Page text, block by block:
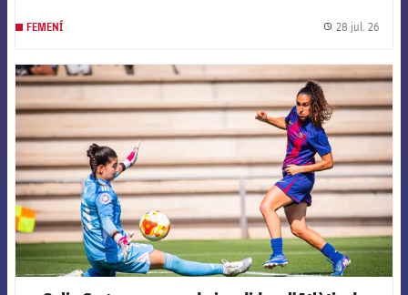
FEMENÍ 28 jul. 26
FCB Barcelona badge